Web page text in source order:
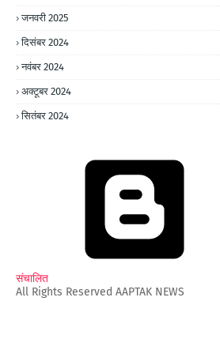
जनवरी 2025
दिसंबर 2024
नवंबर 2024
अक्टूबर 2024
सितंबर 2024
संचालित
All Rights Reserved AAPTAK NEWS